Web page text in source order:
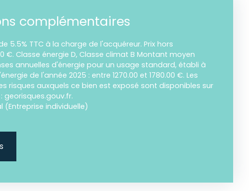
complémentaires
5.5% TTC à la charge de l'acquéreur. Prix hors
€. Classe énergie D, Classe climat B Montant moyen
annuelles d'énergie pour un usage standard, établi à
de l'année 2025 : entre 1270.00 et 1780.00 €. Les
risques auxquels ce bien est exposé sont disponibles sur
georisques.gouv.fr.
individuelle)